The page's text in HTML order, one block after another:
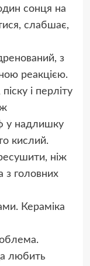
сонця на
слабшає,
з
реакцією.
і перліту
у надлишку
кислий.
ніж
з головних
Кераміка
любить